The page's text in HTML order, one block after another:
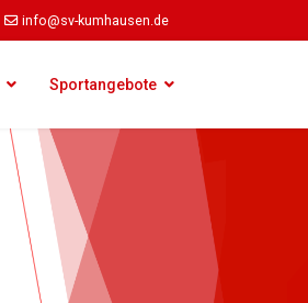
info@sv-kumhausen.de
Sportangebote